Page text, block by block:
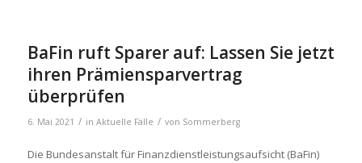
BaFin ruft Sparer auf: Lassen Sie jetzt
ihren Prämiensparvertrag
überprüfen
6. Mai 2021 / in Aktuelle Fälle / von Sommerberg
Die Bundesanstalt für Finanzdienstleistungsaufsicht (BaFin)